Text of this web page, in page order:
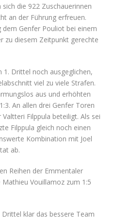
die 922 Zuschauerinnen
an der Führung erfreuen.
Genfer Pouliot bei einem
zu diesem Zeitpunkt gerechte
1. Drittel noch ausgeglichen,
viel zu viele Strafen.
aus und erhöhten
An allen drei Genfer Toren
Filppula beteiligt. Als sei
Filppula gleich noch einen
Kombination mit Joel
ab.
Reihen der Emmentaler
Vouillamoz zum 1:5
klar das bessere Team